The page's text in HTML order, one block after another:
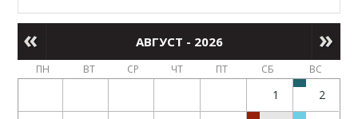
АВГУСТ - 2026
ПН ВТ СР ЧТ ПТ СБ ВС
1 2